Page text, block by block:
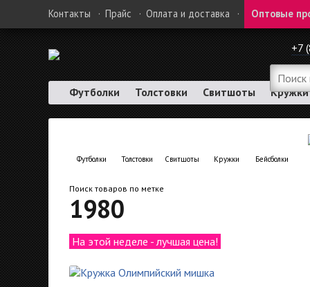
Контакты · Прайс · Оплата и доставка · Оптовые
+7
Футболки Толстовки Свитшоты Кружки
Футболки Толстовки Свитшоты Кружки Бейсболки
Поиск товаров по метке
1980
На этой неделе - лучшая цена!